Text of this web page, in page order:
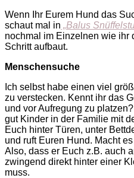
Wenn Ihr Eurem Hund das
schaut mal in „Balus
nochmal im Einzelnen wie ihr
Schritt aufbaut.
Menschensuche
Ich selbst habe einen viel
zu verstecken. Kennt ihr das
und vor Aufregung zu
gut Kinder in der Familie mit
Euch hinter Türen, unter
und ruft Euren Hund. Macht
Also, dass er Euch z.B. auch
zwingend direkt hinter einer
muss.